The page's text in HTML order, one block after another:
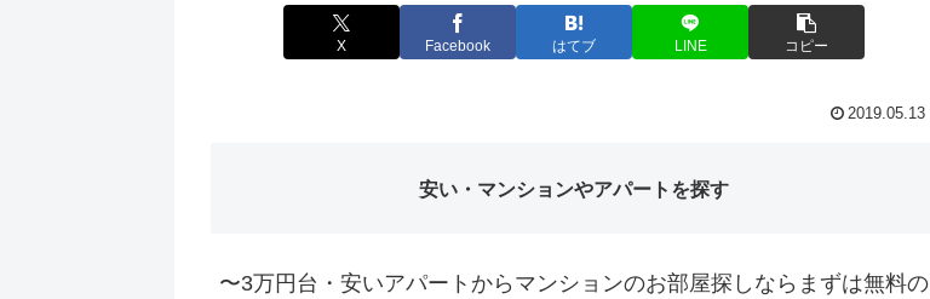
X Facebook はてブ LINE コピー
2019.05.13
安い・マンションやアパートを探す
〜3万円台・安いアパートからマンションのお部屋探しならまずは無料の